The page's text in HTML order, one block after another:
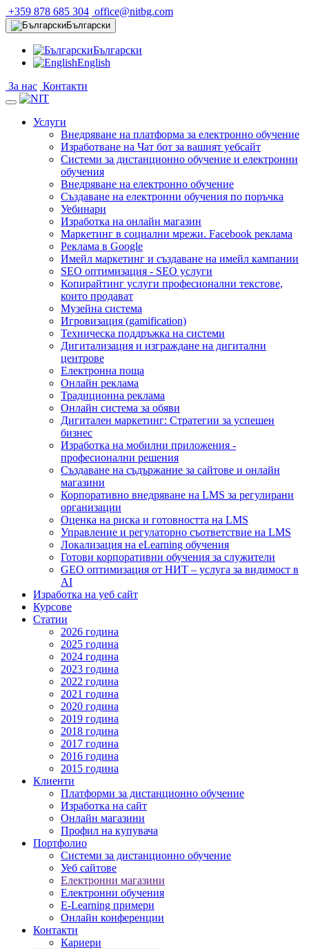
+359 878 685 304 office@nitbg.com
Български
Български
English
За нас Контакти
Услуги
Внедряване на платформа за електронно обучение
Изработване на Чат бот за вашият уебсайт
Системи за дистанционно обучение и електронни
обучения
Внедряване на електронно обучение
Създаване на електронни обучения по поръчка
Уебинари
Изработка на онлайн магазин
Маркетинг в социални мрежи. Facebook реклама
Реклама в Google
Имейл маркетинг и създаване на имейл кампании
SEO оптимизация - SEO услуги
Копирайтинг услуги професионални текстове,
които продават
Музейна система
Игровизация (gamification)
Техническа поддръжка на системи
Дигитализация и изграждане на дигитални
центрове
Електронна поща
Онлайн реклама
Традиционна реклама
Онлайн система за обяви
Дигитален маркетинг: Стратегии за успешен
бизнес
Изработка на мобилни приложения -
професионални решения
Създаване на съдържание за сайтове и онлайн
магазини
Корпоративно внедряване на LMS за регулирани
организации
Оценка на риска и готовността на LMS
Управление и регулаторно съответствие на LMS
Локализация на eLearning обучения
Готови корпоративни обучения за служители
GEO оптимизация от НИТ – услуга за видимост в
AI
Изработка на уеб сайт
Курсове
Статии
2026 година
2025 година
2024 година
2023 година
2022 година
2021 година
2020 година
2019 година
2018 година
2017 година
2016 година
2015 година
Клиенти
Платформи за дистанционно обучение
Изработка на сайт
Онлайн магазини
Профил на купувача
Портфолио
Системи за дистанционно обучение
Уеб сайтове
Електронни магазини
Електронни обучения
E-Learning примери
Онлайн конференции
Контакти
Кариери